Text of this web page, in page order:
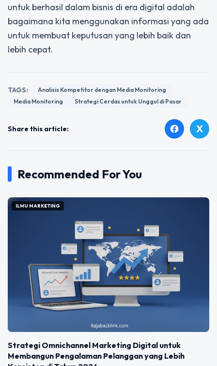
untuk berhasil dalam bisnis di era digital adalah
bagaimana kita menggunakan informasi yang ada
untuk membuat keputusan yang lebih baik dan
lebih cepat.
TAGS:
Analisis Kompetitor dengan Media Monitoring
Media Monitoring
Strategi Cerdas untuk Unggul di Pasar
Share this article: facebook X
Recommended For You
ILMU MARKETING
Strategi Omnichannel Marketing Digital untuk
Membangun Pengalaman Pelanggan yang Lebih